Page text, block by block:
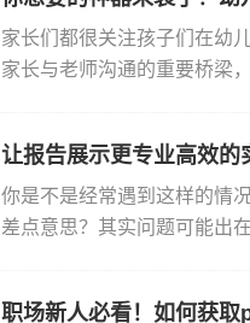
家长们都很关注孩子们在幼
家长与老师沟通的重要桥梁
让报告展示更专业高效的
你是不是经常遇到这样的情
差点意思？其实问题可能出
职场新人必看！如何获取